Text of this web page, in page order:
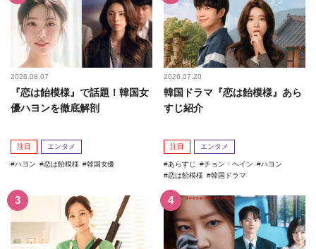
2026.08.07
『恋は飴模様』で話題！韓国女
優ハヨンを徹底解剖
注目 エンタメ
ハヨン 恋は飴模様 韓国女優
2026.07.20
韓国ドラマ『恋は飴模様』あら
すじ紹介
注目 エンタメ
あらすじ チョン・ヘイン
ハヨン
恋は飴模様
韓国ドラマ